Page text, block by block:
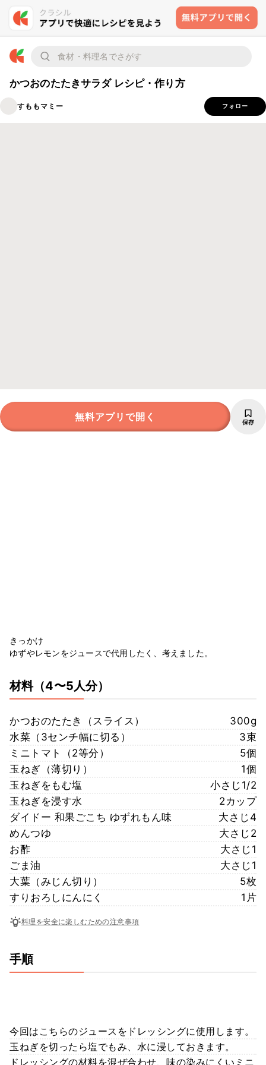
かつおのたたきサラダ レシピ・作り方
すももマミー フォロー
無料アプリで開く 保存
きっかけ
ゆずやレモンをジュースで代用したく、考えました。
材料（4〜5人分）
かつおのたたき（スライス）
300g
水菜（3センチ幅に切る）
3束
ミニトマト（2等分）
5個
玉ねぎ（薄切り）
1個
玉ねぎをもむ塩
小さじ1/2
玉ねぎを浸す水
2カップ
ダイドー 和果ごこち ゆずれもん味
大さじ4
めんつゆ
大さじ2
お酢
大さじ1
ごま油
大さじ1
大葉（みじん切り）
5枚
すりおろしにんにく
1片
料理を安全に楽しむための注意事項
手順
今回はこちらのジュースをドレッシングに使用します。
玉ねぎを切ったら塩でもみ、水に浸しておきます。
ドレッシングの材料を混ぜ合わせ、味の染みにくいミニ